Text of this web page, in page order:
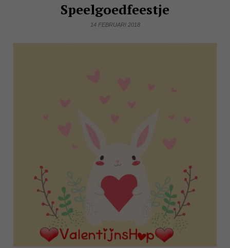
Speelgoedfeestje
14 FEBRUARI 2018